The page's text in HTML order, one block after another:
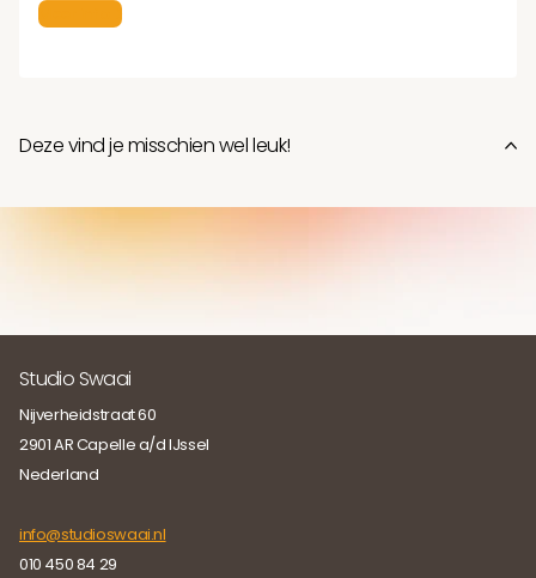
Meer info
Deze vind je misschien wel leuk!
Studio Swaai
Nijverheidstraat 60
2901 AR Capelle a/d IJssel
Nederland
info@studioswaai.nl
010 450 84 29